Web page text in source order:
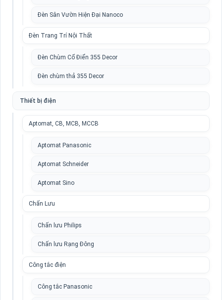
Đèn Sân Vườn Hiện Đại Nanoco
Đèn Trang Trí Nội Thất
Đèn Chùm Cổ Điển 355 Decor
Đèn chùm thả 355 Decor
Thiết bị điện
Aptomat, CB, MCB, MCCB
Aptomat Panasonic
Aptomat Schneider
Aptomat Sino
Chấn Lưu
Chấn lưu Philips
Chấn lưu Rạng Đông
Công tắc điện
Công tắc Panasonic